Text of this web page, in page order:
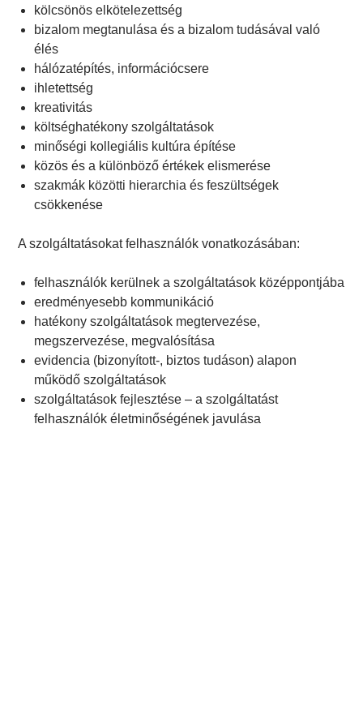
kölcsönös elkötelezettség
bizalom megtanulása és a bizalom tudásával való
élés
hálózatépítés, információcsere
ihletettség
kreativitás
költséghatékony szolgáltatások
minőségi kollegiális kultúra építése
közös és a különböző értékek elismerése
szakmák közötti hierarchia és feszültségek
csökkenése
A szolgáltatásokat felhasználók vonatkozásában:
felhasználók kerülnek a szolgáltatások középpontjába
eredményesebb kommunikáció
hatékony szolgáltatások megtervezése,
megszervezése, megvalósítása
evidencia (bizonyított-, biztos tudáson) alapon
működő szolgáltatások
szolgáltatások fejlesztése – a szolgáltatást
felhasználók életminőségének javulása